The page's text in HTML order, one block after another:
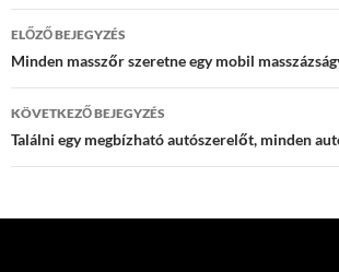
Bejegyzések
navigációja
ELŐZŐ BEJEGYZÉS
Minden masszőr szeretne egy mobil
KÖVETKEZŐ BEJEGYZÉS
Találni egy megbízható autószerelőt, minden